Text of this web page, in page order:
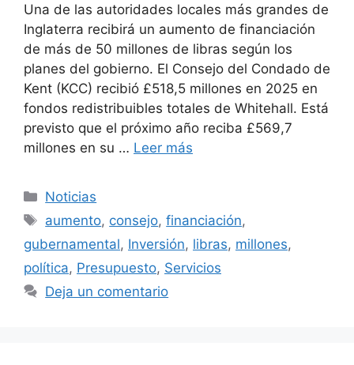
Una de las autoridades locales más grandes de
Inglaterra recibirá un aumento de financiación
de más de 50 millones de libras según los
planes del gobierno. El Consejo del Condado de
Kent (KCC) recibió £518,5 millones en 2025 en
fondos redistribuibles totales de Whitehall. Está
previsto que el próximo año reciba £569,7
millones en su … Leer más
Categorías
Noticias
Etiquetas
aumento, consejo,financiación,
gubernamental, Inversión, libras, millones,
política, Presupuesto, Servicios
Deja un comentario